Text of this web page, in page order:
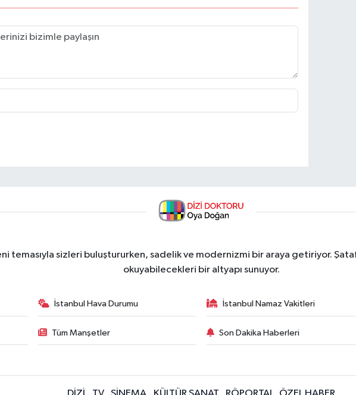
temasıyla sizleri buluştururken, sadelik ve modernizmi bir araya getiriyor.
okuyabilecekleri bir altyapı sunuyor.
İstanbul Hava Durumu İstanbul Namaz Vakitleri
Tüm Manşetler Son Dakika Haberleri